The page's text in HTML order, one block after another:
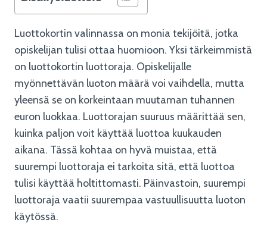
Luottokortin valinnassa on monia tekijöitä, jotka
opiskelijan tulisi ottaa huomioon. Yksi tärkeimmistä
on luottokortin luottoraja. Opiskelijalle
myönnettävän luoton määrä voi vaihdella, mutta
yleensä se on korkeintaan muutaman tuhannen
euron luokkaa. Luottorajan suuruus määrittää sen,
kuinka paljon voit käyttää luottoa kuukauden
aikana. Tässä kohtaa on hyvä muistaa, että
suurempi luottoraja ei tarkoita sitä, että luottoa
tulisi käyttää holtittomasti. Päinvastoin, suurempi
luottoraja vaatii suurempaa vastuullisuutta luoton
käytössä.